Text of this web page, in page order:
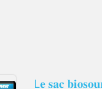
L𝐞 𝐬𝐚𝐜